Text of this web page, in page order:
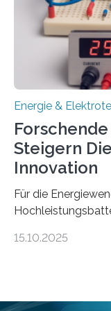
Bayerischen
Mittelpunkt steht
wissenschaftliche
Energie &
Steigern
Innovation
Für die
Doch mit der
15.10.2025